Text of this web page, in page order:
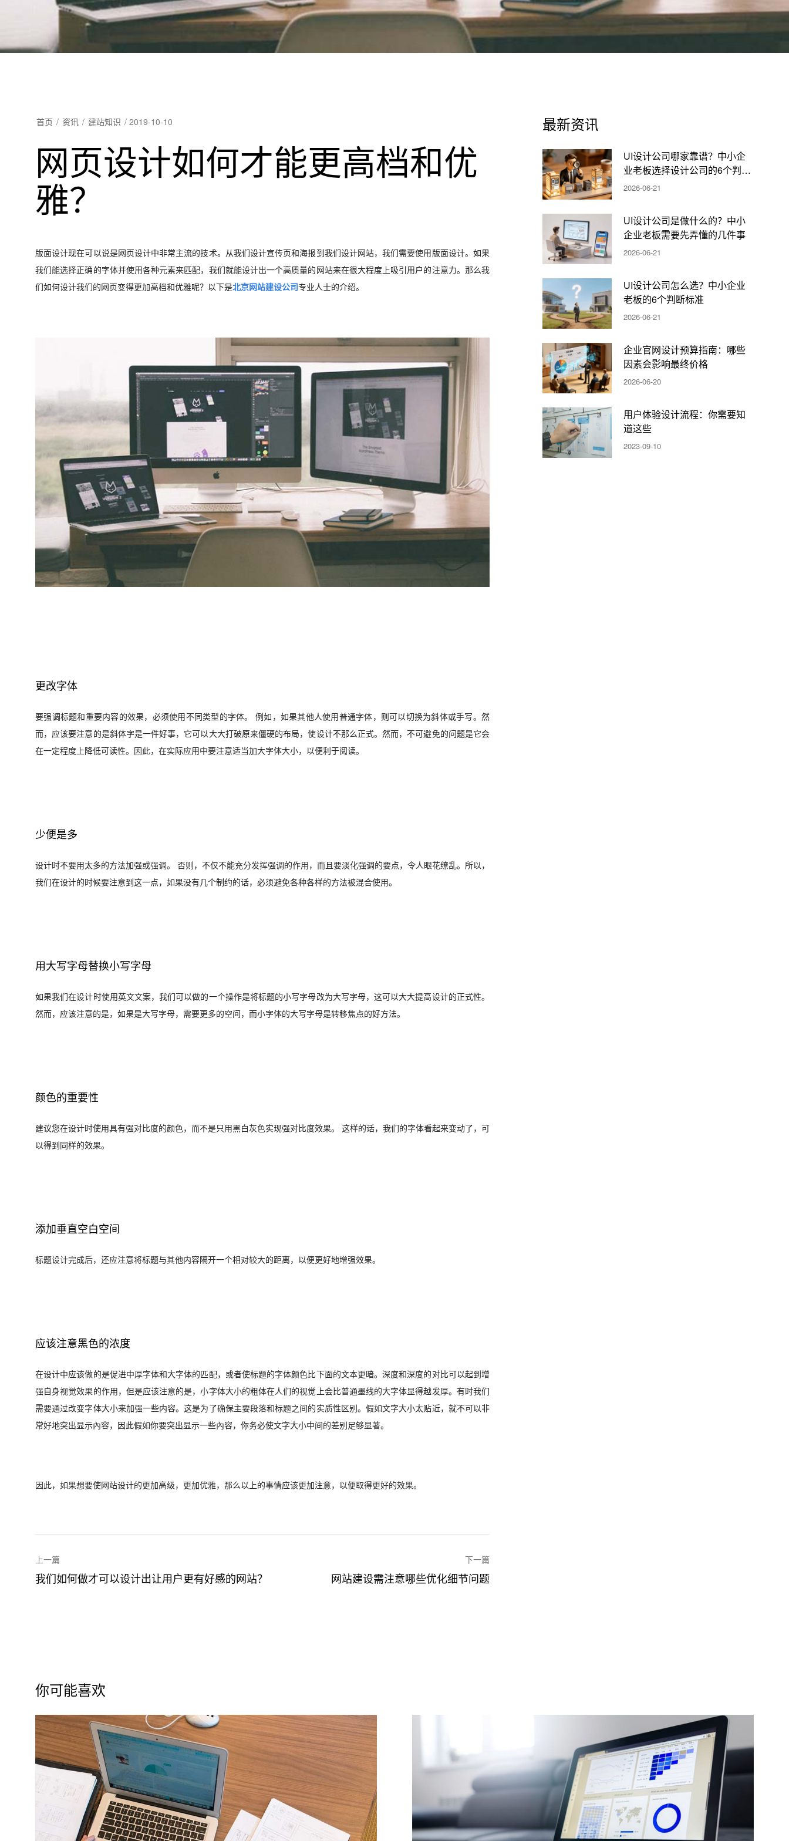
首页 / 资讯 / 建站知识 / 2019-10-10
网页设计如何才能更高档和优
雅？
版面设计现在可以说是网页设计中非常主流的技术。从我们设计宣传页和海报到我们设计网站，我们需要使用版面设计。如果
我们能选择正确的字体并使用各种元素来匹配，我们就能设计出一个高质量的网站来在很大程度上吸引用户的注意力。那么我
们如何设计我们的网页变得更加高档和优雅呢？以下是北京网站建设公司专业人士的介绍。
更改字体
要强调标题和重要内容的效果，必须使用不同类型的字体。 例如，如果其他人使用普通字体，则可以切换为斜体或手写。然
而，应该要注意的是斜体字是一件好事，它可以大大打破原来僵硬的布局，使设计不那么正式。然而，不可避免的问题是它会
在一定程度上降低可读性。因此，在实际应用中要注意适当加大字体大小，以便利于阅读。
少便是多
设计时不要用太多的方法加强或强调。 否则，不仅不能充分发挥强调的作用，而且要淡化强调的要点，令人眼花缭乱。所以，
我们在设计的时候要注意到这一点，如果没有几个制约的话，必须避免各种各样的方法被混合使用。
用大写字母替换小写字母
如果我们在设计时使用英文文案，我们可以做的一个操作是将标题的小写字母改为大写字母，这可以大大提高设计的正式性。
然而，应该注意的是，如果是大写字母，需要更多的空间，而小字体的大写字母是转移焦点的好方法。
颜色的重要性
建议您在设计时使用具有强对比度的颜色，而不是只用黑白灰色实现强对比度效果。 这样的话，我们的字体看起来变动了，可
以得到同样的效果。
添加垂直空白空间
标题设计完成后，还应注意将标题与其他内容隔开一个相对较大的距离，以便更好地增强效果。
应该注意黑色的浓度
在设计中应该做的是促进中厚字体和大字体的匹配，或者使标题的字体颜色比下面的文本更暗。深度和深度的对比可以起到增
强自身视觉效果的作用，但是应该注意的是，小字体大小的粗体在人们的视觉上会比普通墨线的大字体显得越发厚。有时我们
需要通过改变字体大小来加强一些内容。这是为了确保主要段落和标题之间的实质性区别。假如文字大小太贴近，就不可以非
常好地突出显示內容，因此假如你要突出显示一些內容，你务必使文字大小中间的差别足够显著。
因此，如果想要使网站设计的更加高级，更加优雅，那么以上的事情应该更加注意，以便取得更好的效果。
上一篇
我们如何做才可以设计出让用户更有好感的网站？
下一篇
网站建设需注意哪些优化细节问题
最新资讯
UI设计公司哪家靠谱？中小企
业老板选择设计公司的6个判断
标准
2026-06-21
UI设计公司是做什么的？中小
企业老板需要先弄懂的几件事
2026-06-21
UI设计公司怎么选？中小企业
老板的6个判断标准
2026-06-21
企业官网设计预算指南：哪些
因素会影响最终价格
2026-06-20
用户体验设计流程：你需要知
道这些
2023-09-10
你可能喜欢